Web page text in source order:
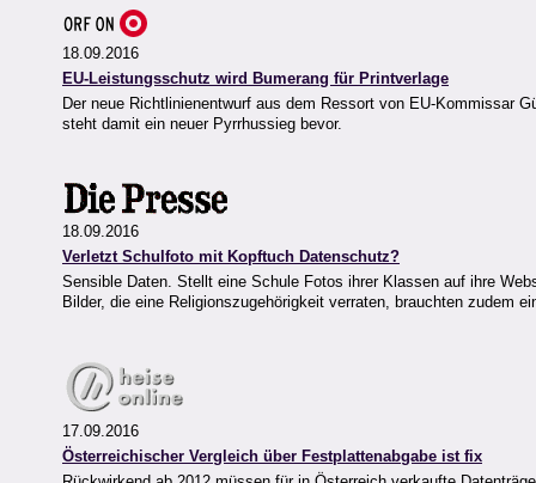
18.09.2016
EU-Leistungsschutz wird Bumerang für Printverlage
Der neue Richtlinienentwurf aus dem Ressort von EU-Kommissar
steht damit ein neuer Pyrrhussieg bevor.
18.09.2016
Verletzt Schulfoto mit Kopftuch Datenschutz?
Sensible Daten. Stellt eine Schule Fotos ihrer Klassen auf ihre
Bilder, die eine Religionszugehörigkeit verraten, brauchten zudem
17.09.2016
Österreichischer Vergleich über Festplattenabgabe ist fix